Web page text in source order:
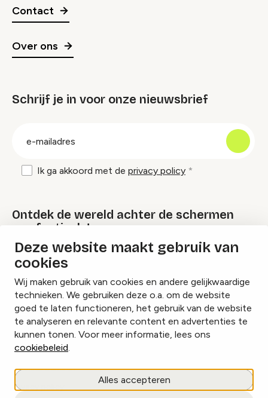
Deze website maakt gebruik van
cookies
Wij maken gebruik van cookies en andere gelijkwaardige
technieken. We gebruiken deze o.a. om de website
goed te laten functioneren, het gebruik van de website
te analyseren en relevante content en advertenties te
kunnen tonen. Voor meer informatie, lees ons
cookiebeleid.
Alles accepteren
Contact
Over ons
Schrijf je in voor onze nieuwsbrief
Ik ga akkoord met de privacy policy
Ontdek de wereld achter de schermen
van festivals!
Lees onze Festival Specials
InstagramFacebookLinkedIn
Cookies beheren
Privacy policy